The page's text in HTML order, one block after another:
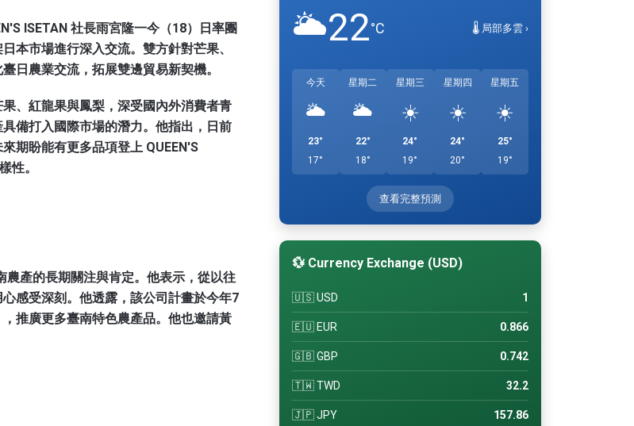
ISETAN 社長雨宮隆一今（18）日率團
本市場進行深入交流。雙方針對芒果、
日農業交流，拓展雙邊貿易新契機。
、紅龍果與鳳梨，深受國內外消費者青
備打入國際市場的潛力。他指出，日前
期盼能有更多品項登上 QUEEN'S
性。
農產的長期關注與肯定。他表示，從以往
感受深刻。他透露，該公司計畫於今年7
推廣更多臺南特色農產品。他也邀請黃
🌥️22°C 🌡️ 局部多雲 ›
今天
🌥️
23°
17°
星期二
🌥️
22°
18°
星期三
☀️
24°
19°
星期四
☀️
24°
20°
星期五
☀️
25°
19°
查看完整預測
💱 Currency Exchange (USD)
🇺🇸 USD 1
🇪🇺 EUR 0.866
🇬🇧 GBP 0.742
🇹🇼 TWD 32.2
🇯🇵 JPY 157.86